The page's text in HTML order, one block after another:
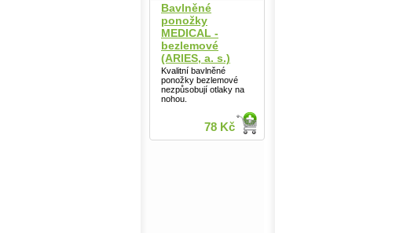
Bavlněné
ponožky
MEDICAL -
bezlemové
(ARIES, a. s.)
Kvalitní bavlněné
ponožky bezlemové
nezpůsobují otlaky na
nohou.
78 Kč